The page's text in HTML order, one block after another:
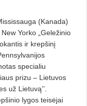
(Kanada)
Yorko „Geležinio
ir krepšinį
specialiu
prizu – Lietuvos
už Lietuvą’’.
lygos teisėjai